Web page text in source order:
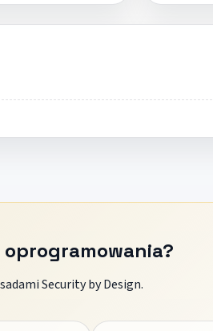
Security by Design.